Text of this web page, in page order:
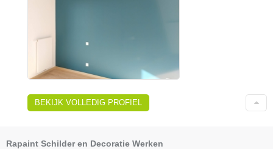
BEKIJK VOLLEDIG PROFIEL
Rapaint Schilder en Decoratie Werken